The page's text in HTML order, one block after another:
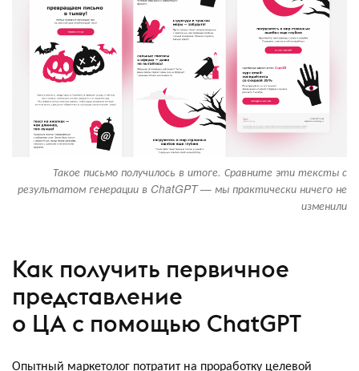
Такое письмо получилось в итоге. Сравните эти тексты с
результатом генерации в ChatGPT — мы практически ничего не
изменили
Как получить первичное
представление
о ЦА с помощью ChatGPT
Опытный маркетолог потратит на проработку целевой